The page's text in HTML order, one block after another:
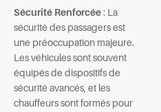
Sécurité Renforcée: La
sécurité des passagers est
une préoccupation majeure.
Les véhicules sont souvent
équipés de dispositifs de
sécurité avancés, et les
chauffeurs sont formés pour